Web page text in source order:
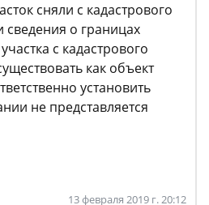
сняли с кадастрового
сведения о границах
с кадастрового
как объект
установить
не представляется
13 февраля 2019 г. 20:12